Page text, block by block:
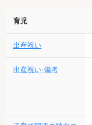
育児
出産祝い
出産祝い-備考